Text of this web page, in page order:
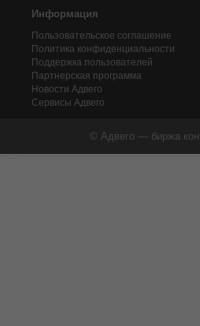
Информация
Пользовательское соглашение
Политика конфиденциальности
Поддержка пользователей
Партнерская программа
Новости Адвего
Сервисы Адвего
© Адвего — биржа